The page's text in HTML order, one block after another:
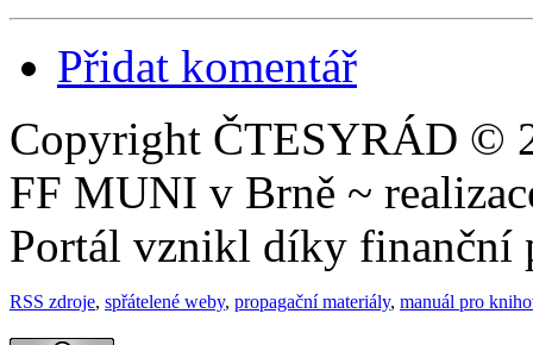
Přidat komentář
Copyright ČTESYRÁD ©
FF MUNI v Brně ~
Portál vznikl díky finanční
RSS zdroje, spřátelené weby, propagační materiály, manuál pro